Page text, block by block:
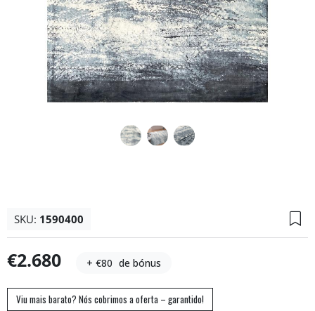
SKU: 1590400
€2.680 + €80 de bónus
Viu mais barato? Nós cobrimos a oferta – garantido!